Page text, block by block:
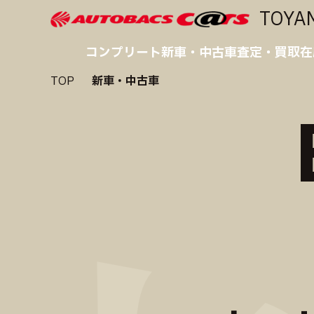
コンプリート新車・中古車査定・買取
TOP 新車・中古車